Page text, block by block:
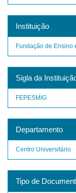
Instituição
Fundação de Ensino
Sigla da
FEPESMIG
Departamento
Centro Universitário
Tipo de